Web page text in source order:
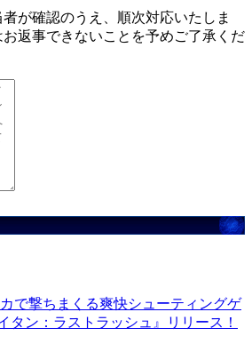
が確認のうえ、順次対応いたしま
返事できないことを予めご了承くだ
で撃ちまくる爽快シューティングゲ
タン：ラストラッシュ』リリース！